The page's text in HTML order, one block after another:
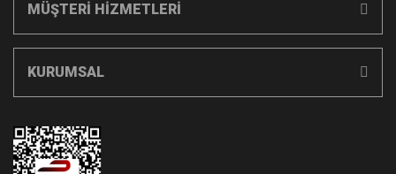
MÜŞTERİ HİZMETLERİ
KURUMSAL